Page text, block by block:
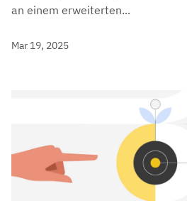
an einem erweiterten...
Mar 19, 2025